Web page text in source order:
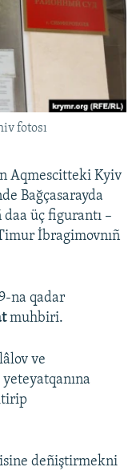
fotosı
Aqmescitteki Kyiv
Bağçasarayda
üç figurantı –
İbragimovnıñ
na qadar
muhbiri.
ve
deñiştirmekni